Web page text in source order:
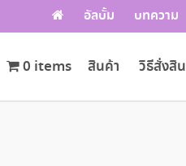
อัลบั้ม บทความ
สินค้า วิธีสั่งสิ
0 items